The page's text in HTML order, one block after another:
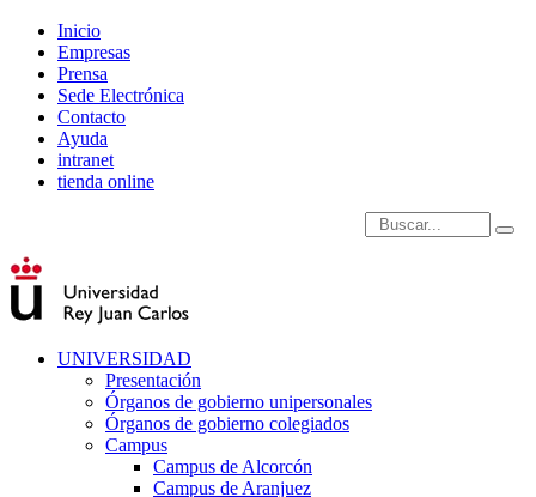
Inicio
Empresas
Prensa
Sede Electrónica
Contacto
Ayuda
intranet
tienda online
Introduce términos de
UNIVERSIDAD
Presentación
Órganos de gobierno unipersonales
Órganos de gobierno colegiados
Campus
Campus de Alcorcón
Campus de Aranjuez